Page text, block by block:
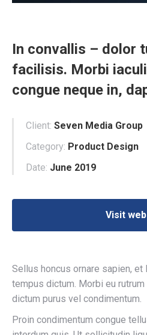
In convallis – dolor
facilisis. Morbi
congue neque in,
Client: Seven Media Group
Category: Product Design
Date: June 2019
Visit
Sellus honcus ornare sapien,
tempus dictum. Morbi eu
dictum purus vel condimentum.
Proin condimentum congue